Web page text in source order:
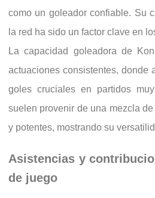
como un goleador confiable. Su
la red ha sido un factor clave en
La capacidad goleadora de
actuaciones consistentes, donde
goles cruciales en partidos
suelen provenir de una mezcla
y potentes, mostrando su
Asistencias y
de juego